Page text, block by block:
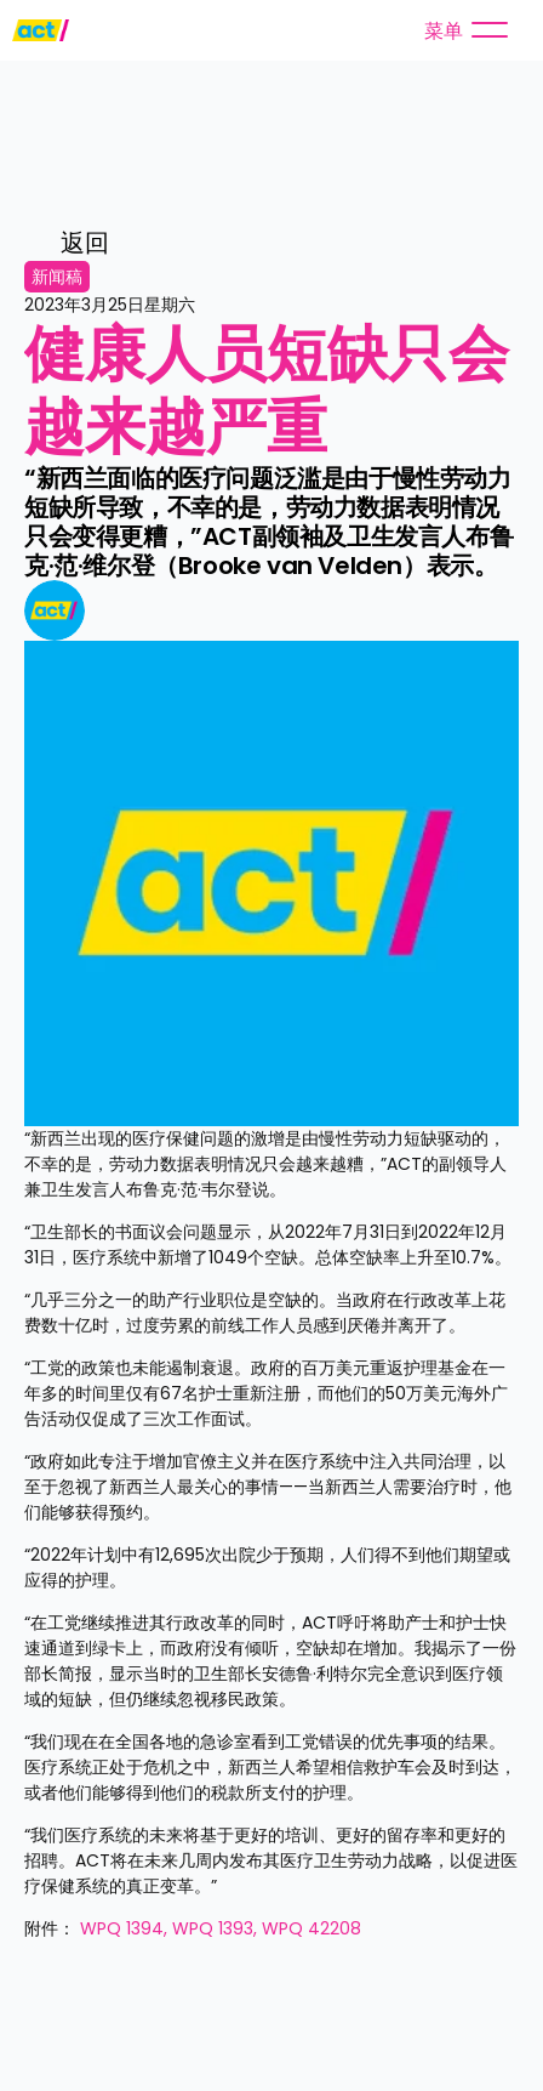
菜单
返回
新闻稿
2023年3月25日星期六
健康人员短缺只会
越来越严重
“新西兰面临的医疗问题泛滥是由于慢性劳动力
短缺所导致，不幸的是，劳动力数据表明情况
只会变得更糟，”ACT副领袖及卫生发言人布鲁
克·范·维尔登（Brooke van Velden）表示。
“新西兰出现的医疗保健问题的激增是由慢性劳动力短缺驱动的，
不幸的是，劳动力数据表明情况只会越来越糟，”ACT的副领导人
兼卫生发言人布鲁克·范·韦尔登说。
“卫生部长的书面议会问题显示，从2022年7月31日到2022年12月
31日，医疗系统中新增了1049个空缺。总体空缺率上升至10.7%。
“几乎三分之一的助产行业职位是空缺的。当政府在行政改革上花
费数十亿时，过度劳累的前线工作人员感到厌倦并离开了。
“工党的政策也未能遏制衰退。政府的百万美元重返护理基金在一
年多的时间里仅有67名护士重新注册，而他们的50万美元海外广
告活动仅促成了三次工作面试。
“政府如此专注于增加官僚主义并在医疗系统中注入共同治理，以
至于忽视了新西兰人最关心的事情——当新西兰人需要治疗时，他
们能够获得预约。
“2022年计划中有12,695次出院少于预期，人们得不到他们期望或
应得的护理。
“在工党继续推进其行政改革的同时，ACT呼吁将助产士和护士快
速通道到绿卡上，而政府没有倾听，空缺却在增加。我揭示了一份
部长简报，显示当时的卫生部长安德鲁·利特尔完全意识到医疗领
域的短缺，但仍继续忽视移民政策。
“我们现在在全国各地的急诊室看到工党错误的优先事项的结果。
医疗系统正处于危机之中，新西兰人希望相信救护车会及时到达，
或者他们能够得到他们的税款所支付的护理。
“我们医疗系统的未来将基于更好的培训、更好的留存率和更好的
招聘。ACT将在未来几周内发布其医疗卫生劳动力战略，以促进医
疗保健系统的真正变革。”
附件： WPQ 1394, WPQ 1393, WPQ 42208